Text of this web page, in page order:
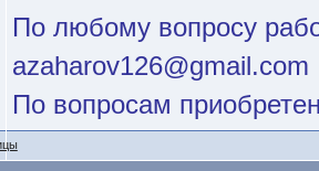
По любому вопросу
azaharov126@gmail.com
По вопросам